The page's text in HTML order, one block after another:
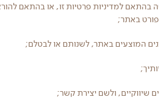
למדיניות פרטיות זו, או בהתאם
באתר;
המוצעים באתר, לשנותם או לבטלם;
שיווקיים, ולשם יצירת קשר;